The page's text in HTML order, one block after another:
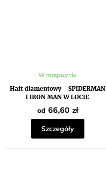
Haft diamentowy - SPIDERMAN
I IRON MAN W LOCIE
W magazynie
od 66,60 zł
Szczegóły